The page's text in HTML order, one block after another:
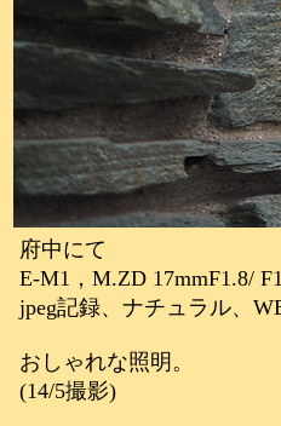
府中にて
E-M1，M.ZD 17mmF1.8/
jpeg記録、ナチュラル、
おしゃれな照明。
(14/5撮影)